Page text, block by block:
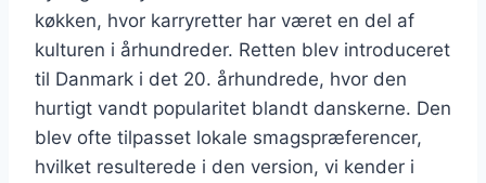
køkken, hvor karryretter har været en del af
kulturen i århundreder. Retten blev introduceret
til Danmark i det 20. århundrede, hvor den
hurtigt vandt popularitet blandt danskerne. Den
blev ofte tilpasset lokale smagspræferencer,
hvilket resulterede i den version, vi kender i